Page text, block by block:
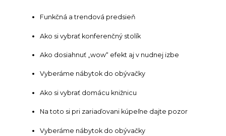
Funkčná a trendová predsieň
Ako si vybrať konferenčný stolík
Ako dosiahnuť „wow“ efekt aj v nudnej izbe
Vyberáme nábytok do obývačky
Ako si vybrať domácu knižnicu
Na toto si pri zariaďovani kúpeľne dajte pozor
Vyberáme nábytok do obývačky